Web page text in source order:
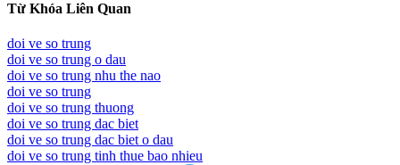
Từ Khóa Liên Quan
doi ve so trung
doi ve so trung o dau
doi ve so trung nhu the nao
doi ve so trung
doi ve so trung thuong
doi ve so trung dac biet
doi ve so trung dac biet o dau
doi ve so trung tinh thue bao nhieu